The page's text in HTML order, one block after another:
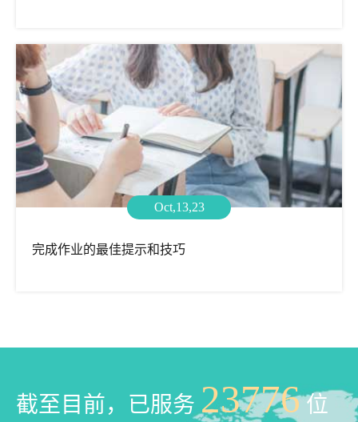
Oct,13,23
完成作业的最佳提示和技巧
截至目前，已服务 23776位